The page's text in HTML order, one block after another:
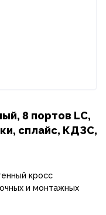
8 портов LC,
сплайс, КДЗС,
кросс
и монтажных